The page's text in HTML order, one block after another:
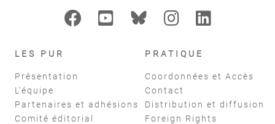
LES PUR
Présentation
L'équipe
Partenaires et adhésions
Comité éditorial
PRATIQUE
Coordonnées et Accès
Contact
Distribution et diffusion
Foreign Rights